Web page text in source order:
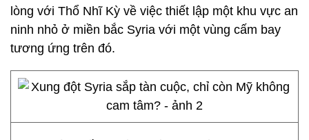
lòng với Thổ Nhĩ Kỳ về việc thiết lập một khu vực an
ninh nhỏ ở miền bắc Syria với một vùng cấm bay
tương ứng trên đó.